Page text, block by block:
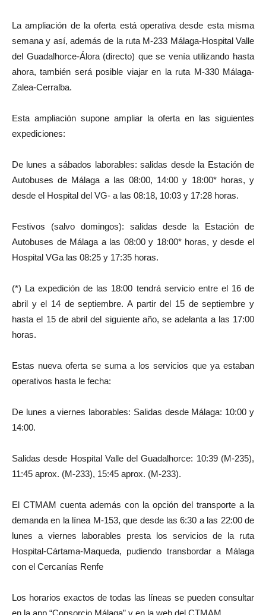
La ampliación de la oferta está operativa desde esta misma
semana y así, además de la ruta M-233 Málaga-Hospital Valle
del Guadalhorce-Álora (directo) que se venía utilizando hasta
ahora, también será posible viajar en la ruta M-330 Málaga-
Zalea-Cerralba.
Esta ampliación supone ampliar la oferta en las siguientes
expediciones:
De lunes a sábados laborables: salidas desde la Estación de
Autobuses de Málaga a las 08:00, 14:00 y 18:00* horas, y
desde el Hospital del VG- a las 08:18, 10:03 y 17:28 horas.
Festivos (salvo domingos): salidas desde la Estación de
Autobuses de Málaga a las 08:00 y 18:00* horas, y desde el
Hospital VGa las 08:25 y 17:35 horas.
(*) La expedición de las 18:00 tendrá servicio entre el 16 de
abril y el 14 de septiembre. A partir del 15 de septiembre y
hasta el 15 de abril del siguiente año, se adelanta a las 17:00
horas.
Estas nueva oferta se suma a los servicios que ya estaban
operativos hasta le fecha:
De lunes a viernes laborables: Salidas desde Málaga: 10:00 y
14:00.
Salidas desde Hospital Valle del Guadalhorce: 10:39 (M-235),
11:45 aprox. (M-233), 15:45 aprox. (M-233).
El CTMAM cuenta además con la opción del transporte a la
demanda en la línea M-153, que desde las 6:30 a las 22:00 de
lunes a viernes laborables presta los servicios de la ruta
Hospital-Cártama-Maqueda, pudiendo transbordar a Málaga
con el Cercanías Renfe
Los horarios exactos de todas las líneas se pueden consultar
en la app “Consorcio Málaga” y en la web del CTMAM.